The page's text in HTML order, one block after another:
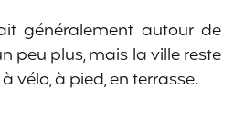
généralement autour de
peu plus, mais la ville reste
vélo, à pied, en terrasse.